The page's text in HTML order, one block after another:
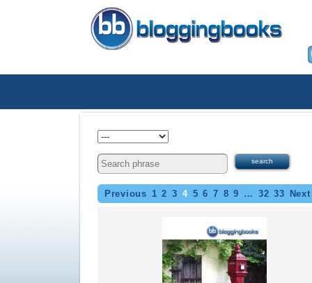
Previous 1 2 3 4 5 6 7 8 9 … 32 33 Next